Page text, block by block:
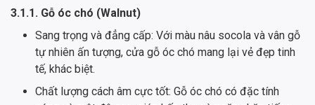
3.1.1. Gỗ óc chó (Walnut)
Sang trọng và đẳng cấp: Với màu nâu socola và vân gỗ
tự nhiên ấn tượng, cửa gỗ óc chó mang lại vẻ đẹp tinh
tế, khác biệt.
Chất lượng cách âm cực tốt: Gỗ óc chó có đặc tính